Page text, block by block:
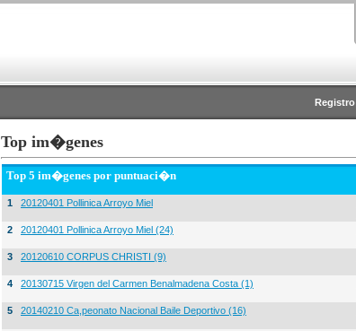
Registro
Top im�genes
Top 5 im�genes por puntuaci�n
1 20120401 Pollinica Arroyo Miel
2 20120401 Pollinica Arroyo Miel (24)
3 20120610 CORPUS CHRISTI (9)
4 20130715 Virgen del Carmen Benalmadena Costa (1)
5 20140210 Ca,peonato Nacional Baile Deportivo (16)